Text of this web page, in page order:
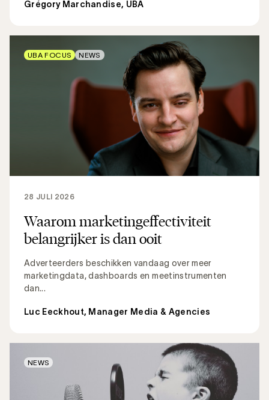
Grégory Marchandise, UBA
Waarom marketingeffectiviteit
belangrijker is dan ooit
Adverteerders beschikken vandaag over meer
marketingdata, dashboards en meetinstrumenten
dan...
28 JULI 2026
Luc Eeckhout, Manager Media & Agencies
UBA FOCUS NEWS
NEWS